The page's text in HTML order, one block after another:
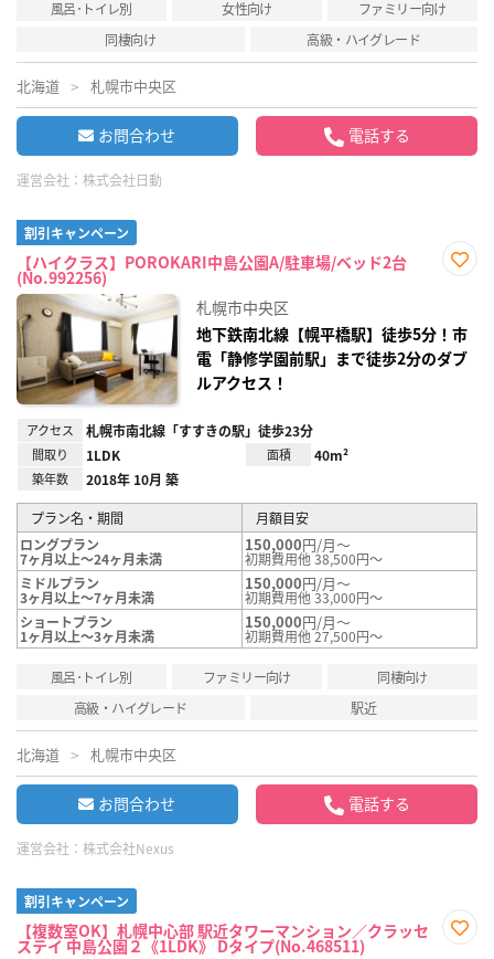
風呂･トイレ別 女性向け
ファミリー向け
同棲向け
高級・ハイグレード
北海道 札幌市中央区
お問合わせ 電話する
運営会社： 株式会社日動
割引キャンペーン
【ハイクラス】POROKARI中島公園A/駐車場/ベッド2台
(No.992256)
録
札幌市中央区
地下鉄南北線【幌平橋駅】徒歩5分！市
電「静修学園前駅」まで徒歩2分のダブ
ルアクセス！
アクセス 札幌市南北線「すすきの駅」徒歩23分
間取り 1LDK 面積 40m²
築年数 2018年 10月 築
プラン名・期間
月額目安
ロングプラン
7ヶ月以上～24ヶ月未満
150,000円/月～
初期費用他 38,500円～
ミドルプラン
3ヶ月以上～7ヶ月未満
150,000円/月～
初期費用他 33,000円～
ショートプラン
1ヶ月以上～3ヶ月未満
150,000円/月～
初期費用他 27,500円～
風呂･トイレ別 ファミリー向け
同棲向け
高級・ハイグレード
駅近
北海道 札幌市中央区
お問合わせ 電話する
運営会社： 株式会社Nexus
割引キャンペーン
【複数室OK】札幌中心部 駅近タワーマンション／クラッセ
ステイ 中島公園２《1LDK》 Dタイプ(No.468511)